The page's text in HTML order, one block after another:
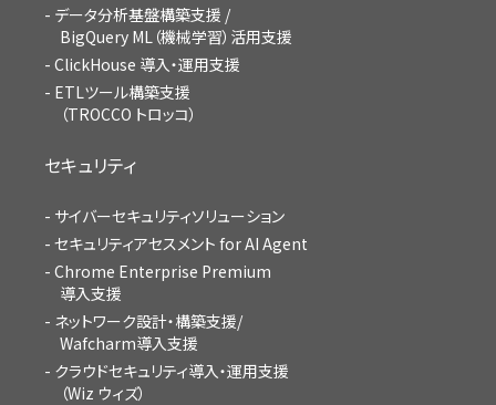
データ分析基盤構築支援 /
BigQuery ML（機械学習）活用支援
ClickHouse 導入・運用支援
ETLツール構築支援
（TROCCO トロッコ）
セキュリティ
サイバーセキュリティソリューション
セキュリティアセスメント for AI Agent
Chrome Enterprise Premium
導入支援
ネットワーク設計・構築支援/
Wafcharm導入支援
クラウドセキュリティ導入・運用支援
（Wiz ウィズ）